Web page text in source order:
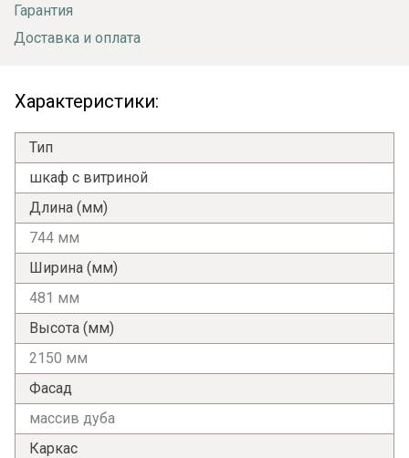
Гарантия
Доставка и оплата
Характеристики:
Тип
шкаф с витриной
Длина (мм)
744 мм
Ширина (мм)
481 мм
Высота (мм)
2150 мм
Фасад
массив дуба
Каркас